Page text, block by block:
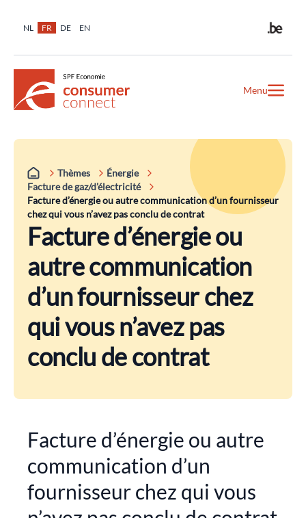
NL FR DE EN
Menu
Thèmes
Énergie
Facture de gaz/d’électricité
Facture d’énergie ou autre communication d’un fournisseur
chez qui vous n’avez pas conclu de contrat
Facture d’énergie ou
autre communication
d’un fournisseur chez
qui vous n’avez pas
conclu de contrat
Facture d’énergie ou autre
communication d’un
fournisseur chez qui vous